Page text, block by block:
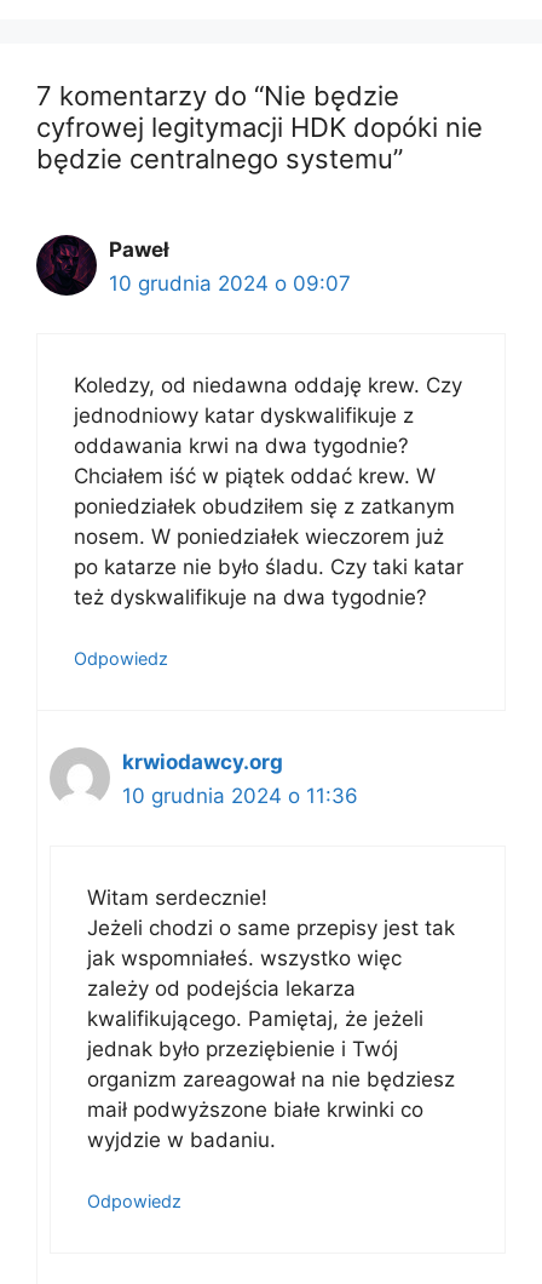
7 komentarzy do “Nie będzie
cyfrowej legitymacji HDK dopóki nie
będzie centralnego systemu”
Paweł
10 grudnia 2024 o 09:07
Koledzy, od niedawna oddaję krew. Czy
jednodniowy katar dyskwalifikuje z
oddawania krwi na dwa tygodnie?
Chciałem iść w piątek oddać krew. W
poniedziałek obudziłem się z zatkanym
nosem. W poniedziałek wieczorem już
po katarze nie było śladu. Czy taki katar
też dyskwalifikuje na dwa tygodnie?
Odpowiedz
krwiodawcy.org
10 grudnia 2024 o 11:36
Witam serdecznie!
Jeżeli chodzi o same przepisy jest tak
jak wspomniałeś. wszystko więc
zależy od podejścia lekarza
kwalifikującego. Pamiętaj, że jeżeli
jednak było przeziębienie i Twój
organizm zareagował na nie będziesz
maił podwyższone białe krwinki co
wyjdzie w badaniu.
Odpowiedz